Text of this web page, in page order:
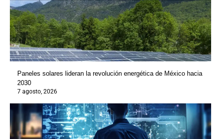
Paneles solares lideran la revolución energética de México hacia
2030
7 agosto, 2026